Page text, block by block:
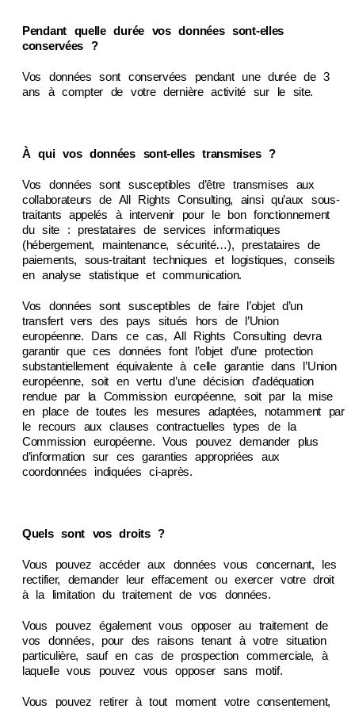
Pendant quelle durée vos données sont-elles
conservées ?
Vos données sont conservées pendant une durée de 3
ans à compter de votre dernière activité sur le site.
À qui vos données sont-elles transmises ?
Vos données sont susceptibles d’être transmises aux
collaborateurs de All Rights Consulting, ainsi qu’aux sous-
traitants appelés à intervenir pour le bon fonctionnement
du site : prestataires de services informatiques
(hébergement, maintenance, sécurité…), prestataires de
paiements, sous-traitant techniques et logistiques, conseils
en analyse statistique et communication.
Vos données sont susceptibles de faire l’objet d’un
transfert vers des pays situés hors de l’Union
européenne. Dans ce cas, All Rights Consulting devra
garantir que ces données font l’objet d’une protection
substantiellement équivalente à celle garantie dans l’Union
européenne, soit en vertu d’une décision d’adéquation
rendue par la Commission européenne, soit par la mise
en place de toutes les mesures adaptées, notamment par
le recours aux clauses contractuelles types de la
Commission européenne. Vous pouvez demander plus
d’information sur ces garanties appropriées aux
coordonnées indiquées ci-après.
Quels sont vos droits ?
Vous pouvez accéder aux données vous concernant, les
rectifier, demander leur effacement ou exercer votre droit
à la limitation du traitement de vos données.
Vous pouvez également vous opposer au traitement de
vos données, pour des raisons tenant à votre situation
particulière, sauf en cas de prospection commerciale, à
laquelle vous pouvez vous opposer sans motif.
Vous pouvez retirer à tout moment votre consentement,